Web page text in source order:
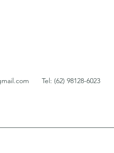
Tel: (62) 98128-6023